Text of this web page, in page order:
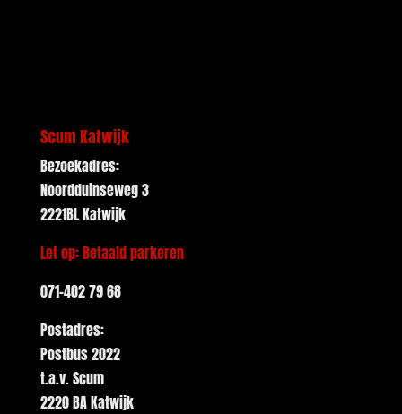
Scum Katwijk
Bezoekadres:
Noordduinseweg 3
2221BL Katwijk
Let op: Betaald parkeren
071-402 79 68
Postadres:
Postbus 2022
t.a.v. Scum
2220 BA Katwijk